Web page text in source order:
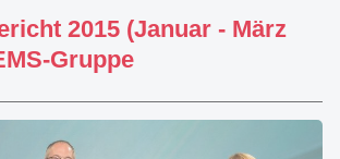
2015 (Januar - März
Gruppe